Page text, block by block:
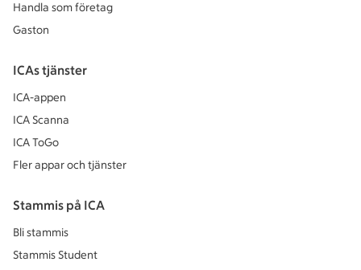
Handla som företag
Gaston
ICAs tjänster
ICA-appen
ICA Scanna
ICA ToGo
Fler appar och tjänster
Stammis på ICA
Bli stammis
Stammis Student